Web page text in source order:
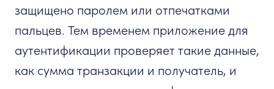
защищено паролем или отпечатками
пальцев. Тем временем приложение для
аутентификации проверяет такие данные,
как сумма транзакции и получатель, и